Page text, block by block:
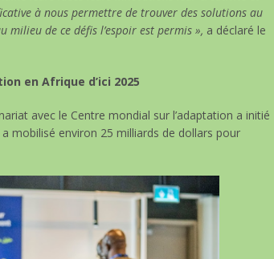
à nous permettre de trouver des solutions au
milieu de ce défis l’espoir est permis », a déclaré le
en Afrique d’ici 2025
avec le Centre mondial sur l’adaptation a initié
mobilisé environ 25 milliards de dollars pour